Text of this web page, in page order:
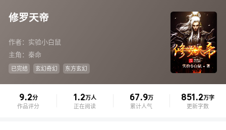
修罗天帝
作者：实验小白鼠
主角：秦命
已完结 玄幻奇幻 东方玄幻
9.2分
作品评分
1.2万人
正在阅读
67.9万
累计人气
851.2万字
更新字数